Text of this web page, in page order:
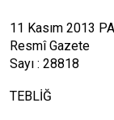
11 Kasım 2013
Resmî Gazete
Sayı : 28818
TEBLİĞ